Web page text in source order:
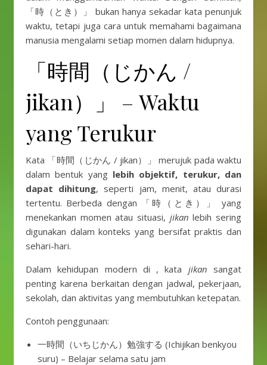
「時（とき）」 bukan hanya sekadar kata penunjuk
waktu, tetapi juga cara untuk memahami bagaimana
manusia mengalami setiap momen dalam hidupnya.
「時間（じかん /
jikan）」 – Waktu
yang Terukur
Kata 「時間（じかん / jikan）」 merujuk pada waktu
dalam bentuk yang lebih objektif, terukur, dan
dapat dihitung, seperti jam, menit, atau durasi
tertentu. Berbeda dengan 「時（とき）」 yang
menekankan momen atau situasi, jikan lebih sering
digunakan dalam konteks yang bersifat praktis dan
sehari-hari.
Dalam kehidupan modern di , kata jikan sangat
penting karena berkaitan dengan jadwal, pekerjaan,
sekolah, dan aktivitas yang membutuhkan ketepatan.
Contoh penggunaan:
一時間（いちじかん）勉強する (Ichijikan benkyou
suru) – Belajar selama satu jam